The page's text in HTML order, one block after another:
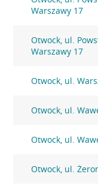
Warszawy 17
Otwock, ul.
Warszawy 17
Otwock, ul.
Otwock, ul.
Otwock, ul.
Otwock, ul.